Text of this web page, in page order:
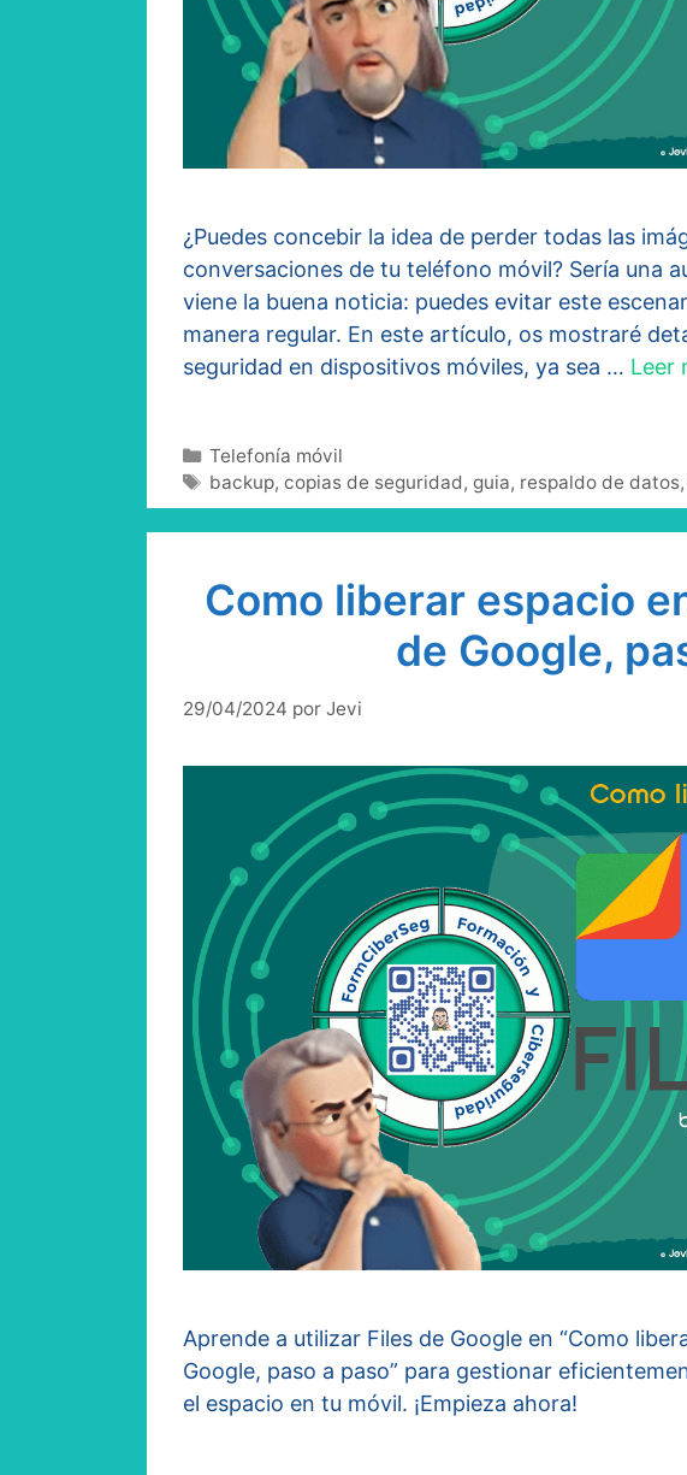
¿Puedes concebir la idea de perder todas las
conversaciones de tu teléfono móvil? Sería una
viene la buena noticia: puedes evitar este
manera regular. En este artículo, os mostraré
seguridad en dispositivos móviles, ya sea … Leer
Categorías
Telefonía móvil
Etiquetas
backup,copias de seguridad,guia, respaldo de datos
Como liberar espacio
de Google,
29/04/2024 por Jevi
Aprende a utilizar Files de Google en “Como
Google, paso a paso” para gestionar
el espacio en tu móvil. ¡Empieza ahora!